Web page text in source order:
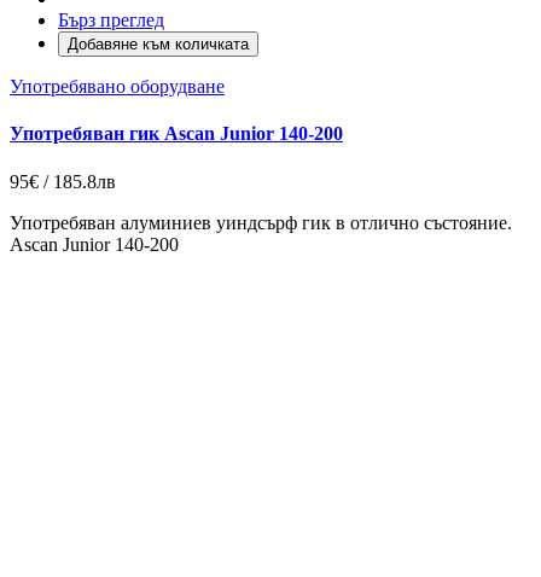
Бърз преглед
Добавяне към количката
Употребявано оборудване
Употребяван гик Ascan Junior 140-200
95€ / 185.8лв
Употребяван алуминиев уиндсърф гик в отлично състояние.
Ascan Junior 140-200